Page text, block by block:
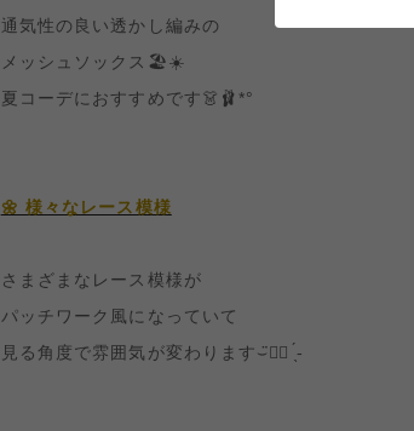
通気性の良い透かし編みの
メッシュソックス🏖☀️
夏コーデにおすすめです👗🩰*°
🌼 様々なレース模様
さまざまなレース模様が
パッチワーク風になっていて
見る角度で雰囲気が変わります‎⌣̈👍🏻 ̖́-‬‎